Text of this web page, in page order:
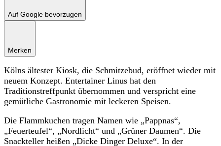
Auf Google bevorzugen
Merken
Kölns ältester Kiosk, die Schmitzebud, eröffnet wieder mit
neuem Konzept. Entertainer Linus hat den
Traditionstreffpunkt übernommen und verspricht eine
gemütliche Gastronomie mit leckeren Speisen.
Die Flammkuchen tragen Namen wie „Pappnas“,
„Feuerteufel“, „Nordlicht“ und „Grüner Daumen“. Die
Snackteller heißen „Dicke Dinger Deluxe“. In der